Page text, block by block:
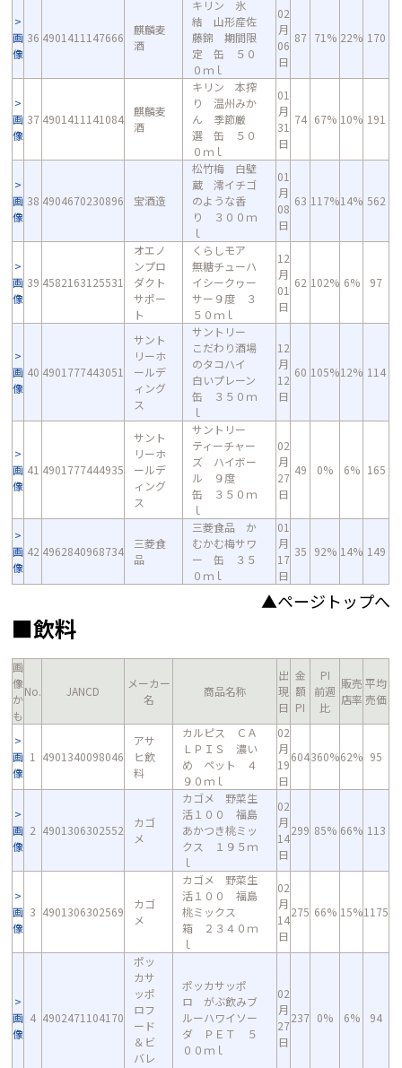
画
像
36 4901411147666
麒麟麦
酒
キリン 氷
結 山形産佐
藤錦 期間限
定 缶 ５０
０ｍｌ
02
月
06
日
87 71% 22% 170
画
像
37 4901411141084
麒麟麦
酒
キリン 本搾
り 温州みか
ん 季節厳
選 缶 ５０
０ｍｌ
01
月
31
日
74 67% 10% 191
画
像
38 4904670230896 宝酒造
松竹梅 白壁
蔵 澪イチゴ
のような香
り ３００ｍ
ｌ
01
月
08
日
63 117%14% 562
画
像
39 4582163125531
オエノ
ンプロ
ダクト
サポー
ト
くらしモア
無糖チューハ
イシークヮー
サー９度 ３
５０ｍｌ
12
月
01
日
62 102% 6% 97
画
像
40 4901777443051
サント
リーホ
ールデ
ィング
ス
サントリー
こだわり酒場
のタコハイ
白いプレーン
缶 ３５０ｍ
ｌ
12
月
12
日
60 105%12% 114
画
像
41 4901777444935
サント
リーホ
ールデ
ィング
ス
サントリー
ティーチャー
ズ ハイボー
ル ９度
缶 ３５０ｍ
ｌ
02
月
27
日
49 0% 6% 165
画
像
42 4962840968734
三菱食
品
三菱食品 か
むかむ梅サワ
ー 缶 ３５
０ｍｌ
01
月
17
日
35 92% 14% 149
▲ページトップへ
■飲料
画
像
か
も
No. JANCD
メーカー
名
商品名称
出
現
日
金
額
PI
PI
前週
比
販売
店率
平均
売価
画
像
1 4901340098046
アサ
ヒ飲
料
カルピス ＣＡ
ＬＰＩＳ 濃い
め ペット ４
９０ｍｌ
02
月
19
日
604360%62% 95
画
像
2 4901306302552
カゴ
メ
カゴメ 野菜生
活１００ 福島
あかつき桃ミッ
クス １９５ｍ
ｌ
02
月
14
日
299 85% 66% 113
画
像
3 4901306302569
カゴ
メ
カゴメ 野菜生
活１００ 福島
桃ミックス
箱 ２３４０ｍ
ｌ
02
月
14
日
275 66% 15%1175
画
像
4 4902471104170
ポッ
カサ
ッポ
ロフ
ード
＆ビ
バレ
ポッカサッポ
ロ がぶ飲みブ
ルーハワイソー
ダ ＰＥＴ ５
００ｍｌ
02
月
27
日
237 0% 6% 94